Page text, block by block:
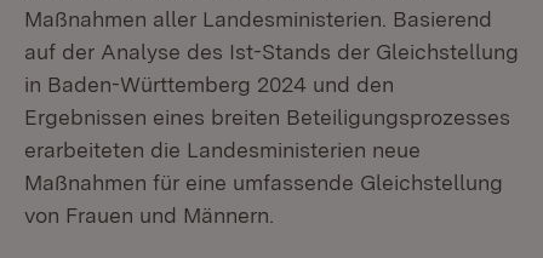
Maßnahmen aller Landesministerien. Basierend
auf der Analyse des Ist-Stands der Gleichstellung
in Baden-Württemberg 2024 und den
Ergebnissen eines breiten Beteiligungsprozesses
erarbeiteten die Landesministerien neue
Maßnahmen für eine umfassende Gleichstellung
von Frauen und Männern.